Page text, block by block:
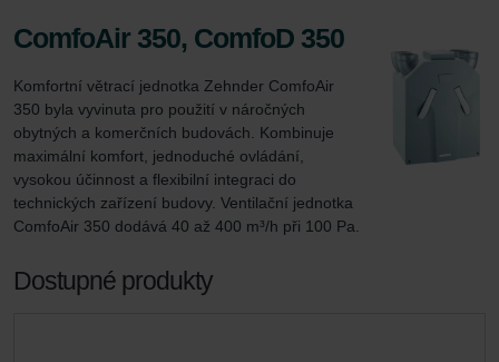
ComfoAir 350, ComfoD 350
Komfortní větrací jednotka Zehnder ComfoAir
350 byla vyvinuta pro použití v náročných
obytných a komerčních budovách. Kombinuje
maximální komfort, jednoduché ovládání,
vysokou účinnost a flexibilní integraci do
technických zařízení budovy. Ventilační jednotka
ComfoAir 350 dodává 40 až 400 m³/h při 100 Pa.
Dostupné produkty